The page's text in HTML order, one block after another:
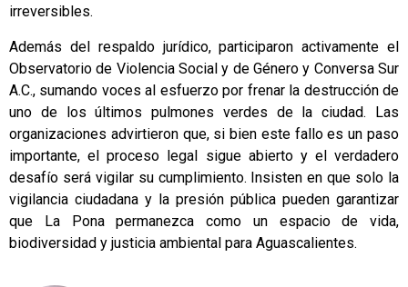
irreversibles.
Además del respaldo jurídico, participaron activamente el
Observatorio de Violencia Social y de Género y Conversa Sur
A.C., sumando voces al esfuerzo por frenar la destrucción de
uno de los últimos pulmones verdes de la ciudad. Las
organizaciones advirtieron que, si bien este fallo es un paso
importante, el proceso legal sigue abierto y el verdadero
desafío será vigilar su cumplimiento. Insisten en que solo la
vigilancia ciudadana y la presión pública pueden garantizar
que La Pona permanezca como un espacio de vida,
biodiversidad y justicia ambiental para Aguascalientes.